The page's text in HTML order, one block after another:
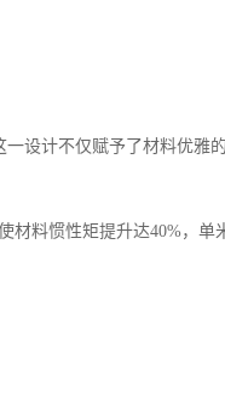
设计不仅赋予了材料优雅
料惯性矩提升达40%，单